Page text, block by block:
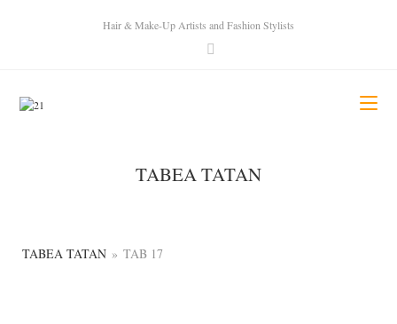
Hair & Make-Up Artists and Fashion Stylists
TABEA TATAN
TABEA TATAN » TAB 17